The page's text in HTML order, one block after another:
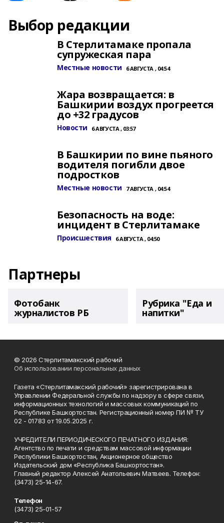
Выбор редакции
В Стерлитамаке пропала
супружеская пара
Местные новости 6 АВГУСТА , 04:54
Жара возвращается: в
Башкирии воздух прогреется
до +32 градусов
Новости 6 АВГУСТА , 03:57
В Башкирии по вине пьяного
водителя погибли двое
подростков
Местные новости 7 АВГУСТА , 04:54
Безопасность на воде:
инцидент в Стерлитамаке
Происшествия 6 АВГУСТА , 04:50
Партнеры
Фотобанк
журналистов РБ
Рубрика "Еда и
напитки"
© 2026 Стерлитамакский рабочий
Об использовании персональных данных
Газета «Стерлитамакский рабочий» зарегистрирована в
Управлении Федеральной службы по надзору в сфере связи,
информационных технологий и массовых коммуникаций по
Республике Башкортостан. Регистрационный номер ПИ № ТУ
02 - 01783 от 19.05.2025 г.
УЧРЕДИТЕЛИ ПЕРИОДИЧЕСКОГО ПЕЧАТНОГО ИЗДАНИЯ:
Агентство по печати и средствам массовой информации
Республики Башкортостан, Акционерное общество
Издательский дом «Республика Башкортостан».
Главный редактор Алексей Анатольевич Матвеев. Телефон:
(3473) 25-14-67.
Телефон
(3473) 25-01-57